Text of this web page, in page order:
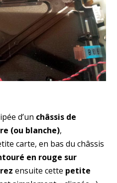
d’un châssis de
(ou blanche),
carte, en bas du châssis
en rouge sur
ensuite cette petite